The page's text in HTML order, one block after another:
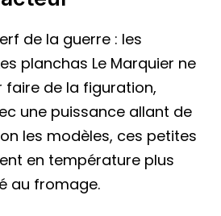
de la guerre : les
planchas Le Marquier ne
faire de la figuration,
une puissance allant de
les modèles, ces petites
en température plus
au fromage.